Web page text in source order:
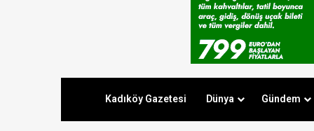
Kadıköy Gazetesi Dünya Gündem